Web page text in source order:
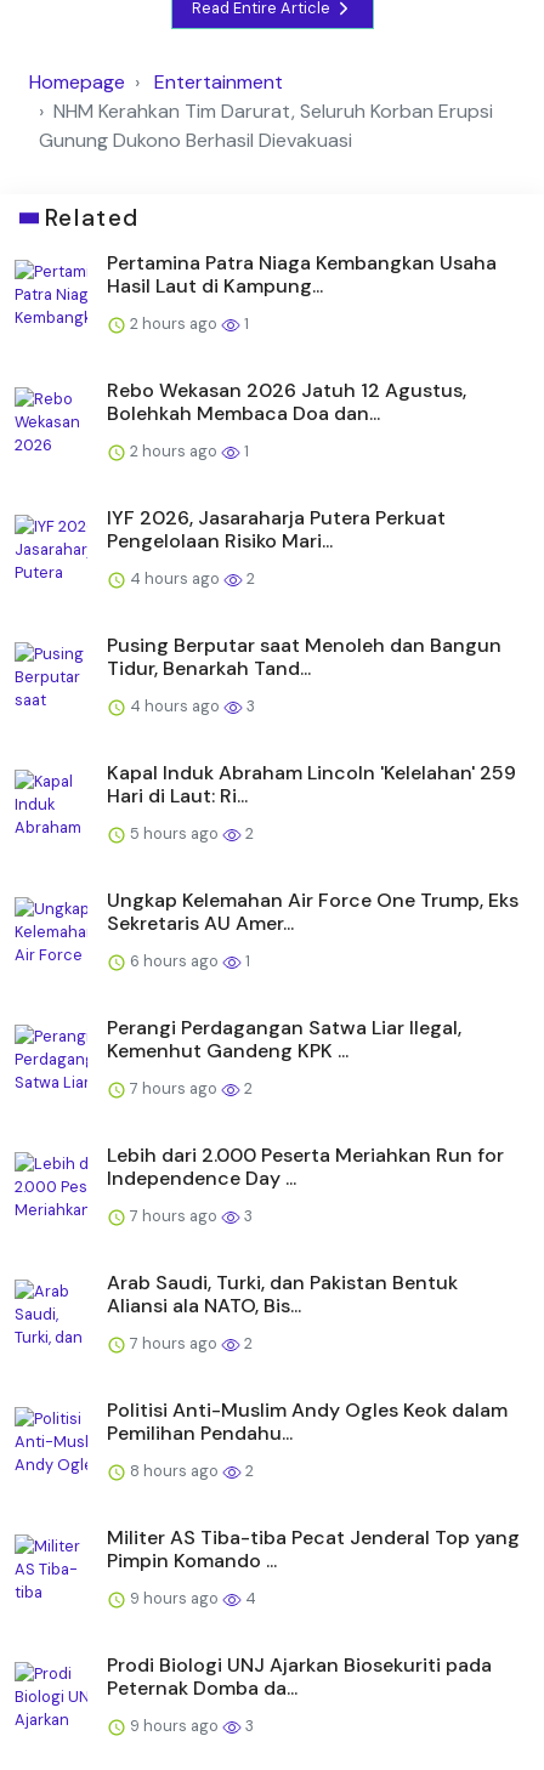
Read Entire Article
Homepage
Entertainment
NHM Kerahkan Tim Darurat, Seluruh Korban Erupsi
Gunung Dukono Berhasil Dievakuasi
Related
Pertamina Patra Niaga Kembangkan Usaha
Hasil Laut di Kampung...
2 hours ago 1
Rebo Wekasan 2026 Jatuh 12 Agustus,
Bolehkah Membaca Doa dan...
2 hours ago 1
IYF 2026, Jasaraharja Putera Perkuat
Pengelolaan Risiko Mari...
4 hours ago 2
Pusing Berputar saat Menoleh dan Bangun
Tidur, Benarkah Tand...
4 hours ago 3
Kapal Induk Abraham Lincoln 'Kelelahan' 259
Hari di Laut: Ri...
5 hours ago 2
Ungkap Kelemahan Air Force One Trump, Eks
Sekretaris AU Amer...
6 hours ago 1
Perangi Perdagangan Satwa Liar Ilegal,
Kemenhut Gandeng KPK ...
7 hours ago 2
Lebih dari 2.000 Peserta Meriahkan Run for
Independence Day ...
7 hours ago 3
Arab Saudi, Turki, dan Pakistan Bentuk
Aliansi ala NATO, Bis...
7 hours ago 2
Politisi Anti-Muslim Andy Ogles Keok dalam
Pemilihan Pendahu...
8 hours ago 2
Militer AS Tiba-tiba Pecat Jenderal Top yang
Pimpin Komando ...
9 hours ago 4
Prodi Biologi UNJ Ajarkan Biosekuriti pada
Peternak Domba da...
9 hours ago 3